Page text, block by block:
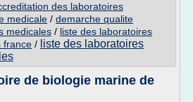
des laboratoires
medicale / demarche qualite
medicales / liste des laboratoires
france / liste des laboratoires
de biologie marine de